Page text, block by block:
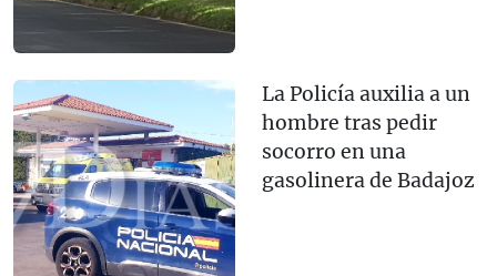
La Policía auxilia a un
hombre tras pedir
socorro en una
gasolinera de Badajoz